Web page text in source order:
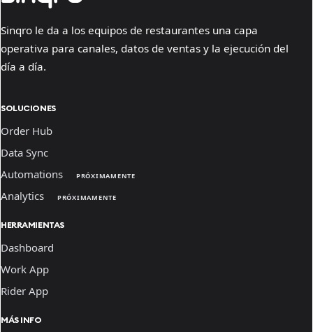
Sinqro le da a los equipos de restaurantes una capa
operativa para canales, datos de ventas y la ejecución del
día a día.
SOLUCIONES
Order Hub
Data Sync
Automations
PRÓXIMAMENTE
Analytics PRÓXIMAMENTE
HERRAMIENTAS
Dashboard
Work App
Rider App
MÁS INFO